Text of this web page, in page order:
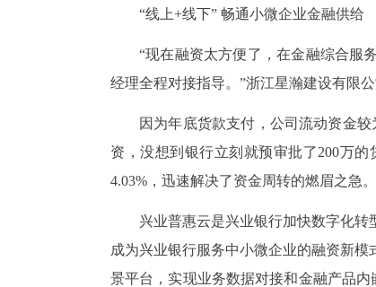
“线上+线下” 畅通小微企业金融供给
“现在融资太方便了，在金融综合服
经理全程对接指导。”浙江星瀚建设有限公
因为年底货款支付，公司流动资金
资，没想到银行立刻就预审批了200万
4.03%，迅速解决了资金周转的燃眉之急。
兴业普惠云是兴业银行加快数字化
成为兴业银行服务中小微企业的融资新
景平台，实现业务数据对接和金融产品